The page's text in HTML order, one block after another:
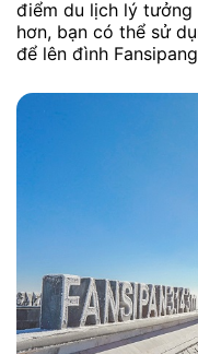
điểm du lịch lý
hơn, bạn có thể sử
để lên đình